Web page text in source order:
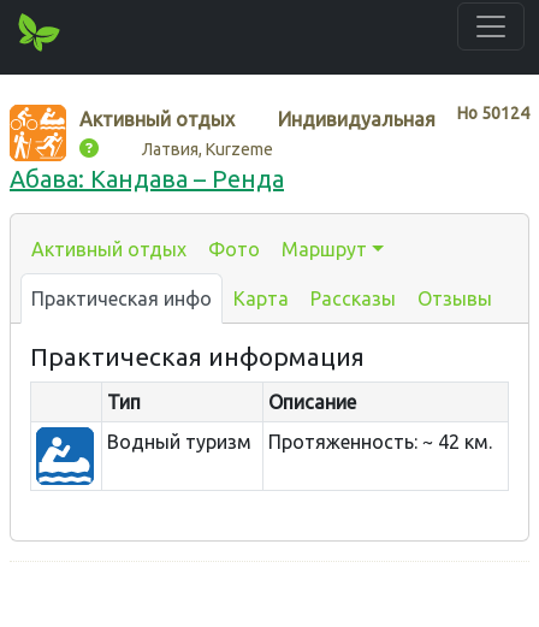
Нo 50124
Активный отдых Индивидуальная
Латвия, Kurzeme
Абава: Кандава – Ренда
Активный отдых Фото Маршрут
Практическая инфо Карта Рассказы Отзывы
Практическая информация
Тип
Описание
Водный туризм
Протяженность: ~ 42 км.